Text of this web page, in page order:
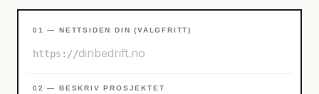
01 — NETTSIDEN DIN (VALGFRITT)
https://
02 — BESKRIV PROSJEKTET